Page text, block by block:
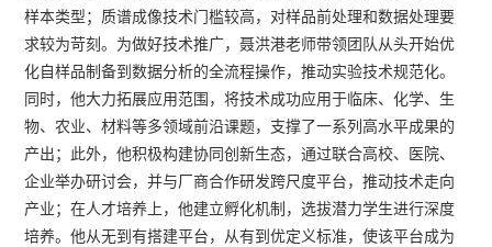
样本类型；质谱成像技术门槛较高，对样品前处理和数据处理要
求较为苛刻。为做好技术推广，聂洪港老师带领团队从头开始优
化自样品制备到数据分析的全流程操作，推动实验技术规范化。
同时，他大力拓展应用范围，将技术成功应用于临床、化学、生
物、农业、材料等多领域前沿课题，支撑了一系列高水平成果的
产出；此外，他积极构建协同创新生态，通过联合高校、医院、
企业举办研讨会，并与厂商合作研发跨尺度平台，推动技术走向
产业；在人才培养上，他建立孵化机制，选拔潜力学生进行深度
培养。他从无到有搭建平台，从有到优定义标准，使该平台成为